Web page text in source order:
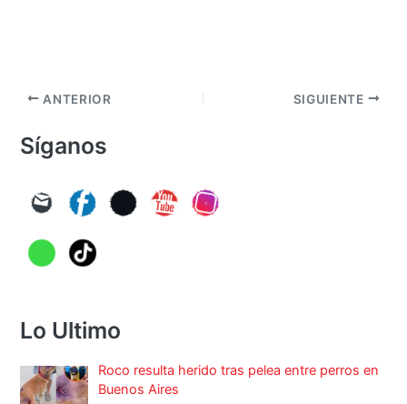
ANTERIOR SIGUIENTE
Síganos
Lo Ultimo
Roco resulta herido tras pelea entre perros en
Buenos Aires